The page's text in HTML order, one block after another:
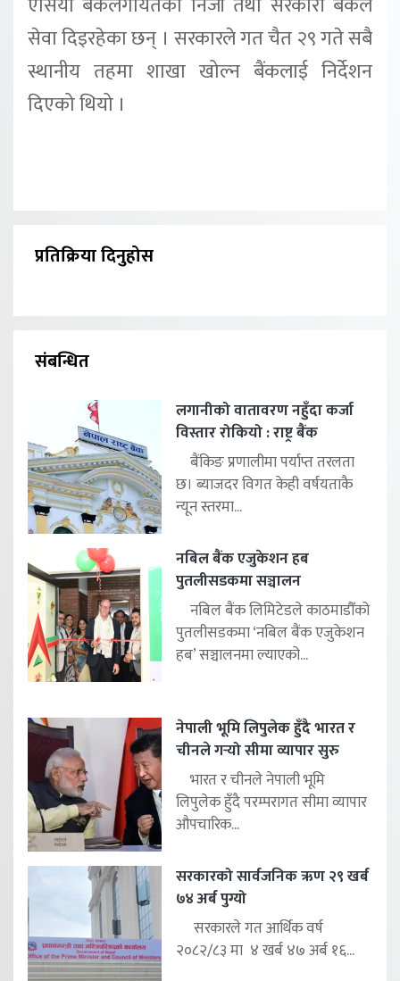
सेवा दिइरहेका छन् । सरकारले गत चैत २९ गते सबै
स्थानीय तहमा शाखा खोल्न बैंकलाई निर्देशन
दिएको थियो ।
प्रतिक्रिया दिनुहोस
संबन्धित
लगानीको वातावरण नहुँदा कर्जा
विस्तार रोकियो : राष्ट्र बैंक
बैंकिङ प्रणालीमा पर्याप्त तरलता
छ। ब्याजदर विगत केही वर्षयताकै
न्यून स्तरमा...
नबिल बैंक एजुकेशन हब
पुतलीसडकमा सञ्चालन
नबिल बैंक लिमिटेडले काठमाडौँको
पुतलीसडकमा ‘नबिल बैंक एजुकेशन
हब’ सञ्चालनमा ल्याएको...
नेपाली भूमि लिपुलेक हुँदै भारत र
चीनले गर्‍यो सीमा व्यापार सुरु
भारत र चीनले नेपाली भूमि
लिपुलेक हुँदै परम्परागत सीमा व्यापार
औपचारिक...
सरकारको सार्वजनिक ऋण २९ खर्ब
७४ अर्ब पुग्यो
सरकारले गत आर्थिक वर्ष
२०८२/८३ मा ४ खर्ब ४७ अर्ब १६...